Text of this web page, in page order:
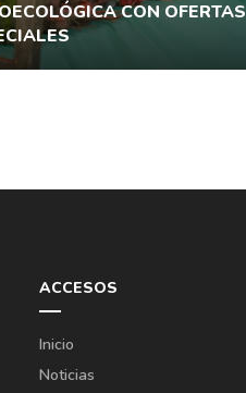
CON OFERTAS
ACCESOS
Inicio
Noticias